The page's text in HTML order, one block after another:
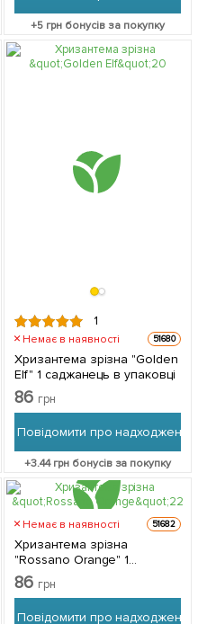
+5 грн бонусів за покупку
1
Немає в наявності 51680
Хризантема зрізна "Golden
Elf" 1 саджанець в упаковці
86 грн
Повідомити про надходження
+3.44грн бонусів за покупку
Немає в наявності 51682
Хризантема зрізна
"Rossano Orange" 1
саджанець в упаковці
86 грн
Повідомити про надходження